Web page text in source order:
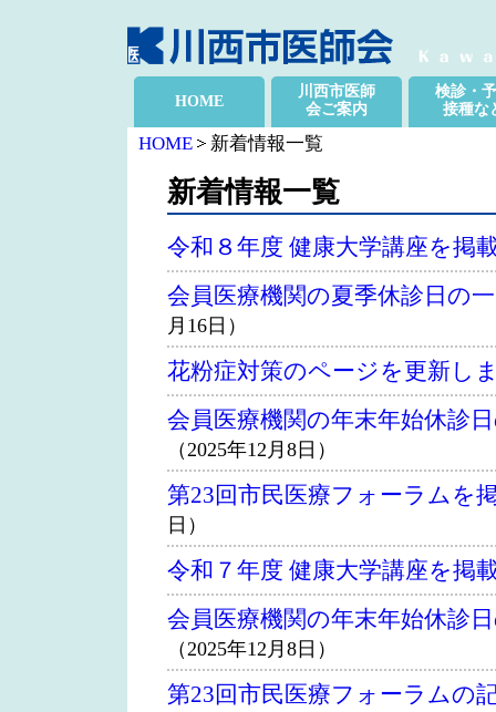
HOME
川西市医師
会ご案内
検診・
接種な
HOME 新着情報一覧
新着情報一覧
令和８年度 健康大学講座を掲
会員医療機関の夏季休診日の
月16日）
花粉症対策のページを更新し
会員医療機関の年末年始休診
（2025年12月8日）
第23回市民医療フォーラムを
日）
令和７年度 健康大学講座を掲
会員医療機関の年末年始休診
（2025年12月8日）
第23回市民医療フォーラムの